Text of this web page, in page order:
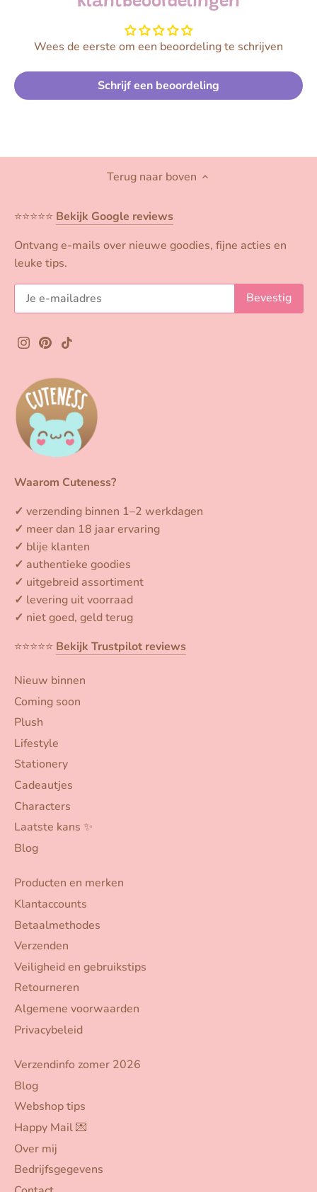
Wees de eerste om een beoordeling te schrijven
Schrijf een beoordeling
Terug naar boven
⭐️⭐️⭐️⭐️⭐️ Bekijk Google reviews
Ontvang e-mails over nieuwe goodies, fijne acties en
leuke tips.
Waarom Cuteness?
✓ verzending binnen 1–2 werkdagen
✓ meer dan 18 jaar ervaring
✓ blije klanten
✓ authentieke goodies
✓ uitgebreid assortiment
✓ levering uit voorraad
✓ niet goed, geld terug
⭐️⭐️⭐️⭐️⭐️ Bekijk Trustpilot reviews
Nieuw binnen
Coming soon
Plush
Lifestyle
Stationery
Cadeautjes
Characters
Laatste kans ✨
Blog
Producten en merken
Klantaccounts
Betaalmethodes
Verzenden
Veiligheid en gebruikstips
Retourneren
Algemene voorwaarden
Privacybeleid
Verzendinfo zomer 2026
Blog
Webshop tips
Happy Mail 💌
Over mij
Bedrijfsgegevens